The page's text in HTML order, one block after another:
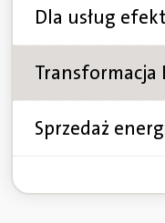
Dla usług
Transformacja
Sprzedaż